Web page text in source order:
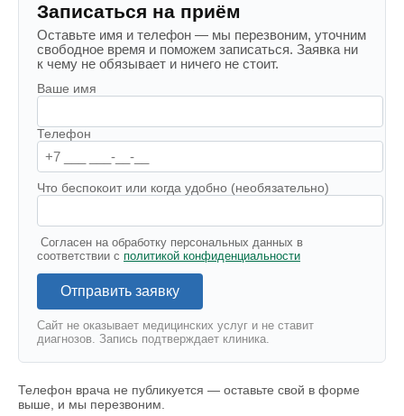
Записаться на приём
Оставьте имя и телефон — мы перезвоним, уточним
свободное время и поможем записаться. Заявка ни
к чему не обязывает и ничего не стоит.
Ваше имя
Телефон
Что беспокоит или когда удобно (необязательно)
Согласен на обработку персональных данных в
соответствии с политикой конфиденциальности
Отправить заявку
Сайт не оказывает медицинских услуг и не ставит
диагнозов. Запись подтверждает клиника.
Телефон врача не публикуется — оставьте свой в форме
выше, и мы перезвоним.